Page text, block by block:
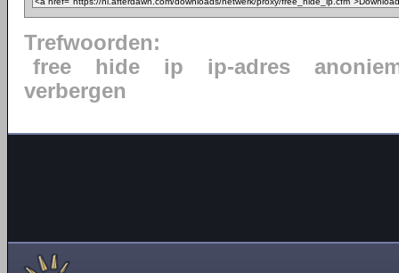
Trefwoorden:
free
hide ip ip-adres
verbergen